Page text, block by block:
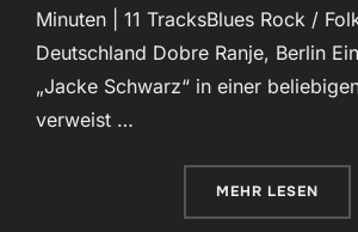
Minuten | 11 TracksBlues Rock /
Deutschland Dobre Ranje, Berlin
„Jacke Schwarz“ in einer
verweist …
MEHR ÜBER
LESEN